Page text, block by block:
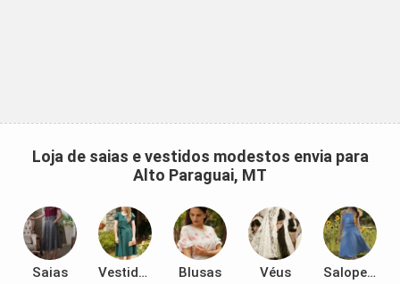
Loja de saias e vestidos modestos envia para
Alto Paraguai, MT
Saias Vestidos Blusas Véus Salopetes